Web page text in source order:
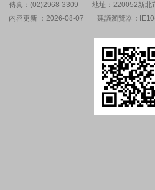
傳真：(02)2968-3309
地址：220052新北
內容更新 ：2026-08-07
建議瀏覽器：